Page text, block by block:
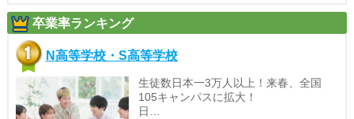
卒業率ランキング
N高等学校・S高等学校
生徒数日本一3万人以上！来春、全国
105キャンパスに拡大！
日…